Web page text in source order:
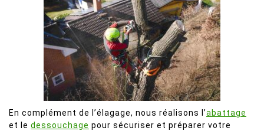
En complément de l’élagage, nous réalisons l’abattage
et le dessouchage pour sécuriser et préparer votre